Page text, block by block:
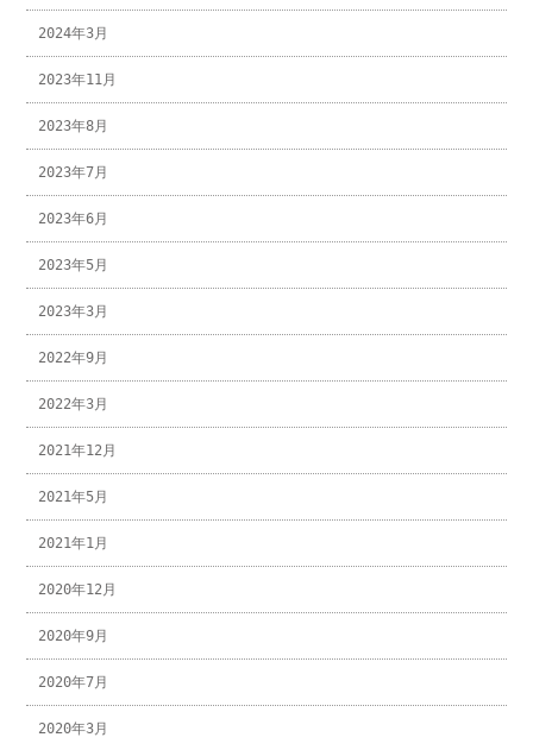
2024年3月
2023年11月
2023年8月
2023年7月
2023年6月
2023年5月
2023年3月
2022年9月
2022年3月
2021年12月
2021年5月
2021年1月
2020年12月
2020年9月
2020年7月
2020年3月